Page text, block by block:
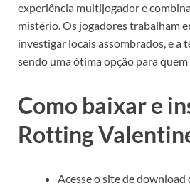
experiência multijogador e
mistério. Os jogadores trabalham
investigar locais assombrados, e a
sendo uma ótima opção para
Como baixar e
Rotting
Acesse o site de download